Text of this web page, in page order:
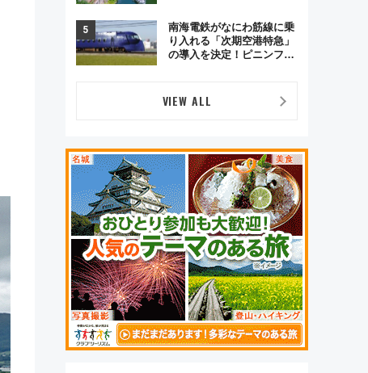
南海電鉄がなにわ筋線に乗
り入れる「次期空港特急」
の導入を決定！ピニンファ
VIEW ALL